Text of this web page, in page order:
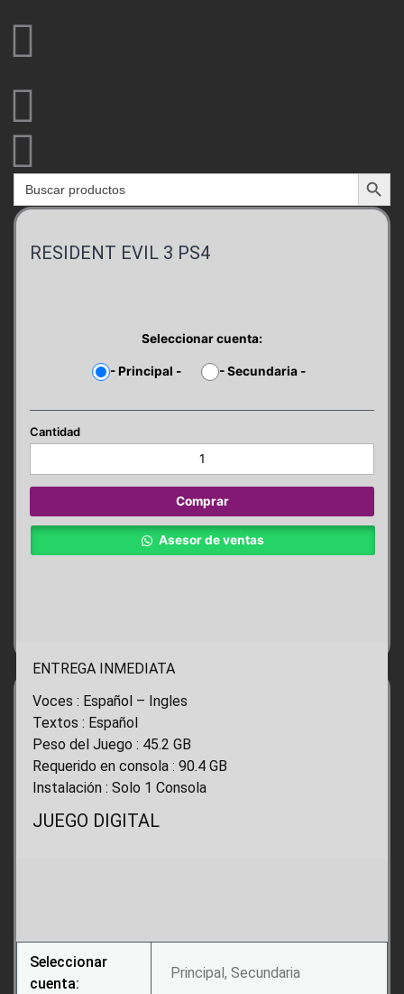
Search
for:
Search Button
RESIDENT EVIL 3 PS4
Seleccionar cuenta:
-Principal - -Secundaria-
RESIDENT
3
cantidad
Comprar
Asesor de ventas
ENTREGA INMEDIATA
Voces : Español – Ingles
Textos : Español
Peso del Juego : 45.2 GB
Requerido en consola : 90.4 GB
Instalación : Solo 1 Consola
JUEGO DIGITAL
Seleccionar
cuenta:
Principal, Secundaria